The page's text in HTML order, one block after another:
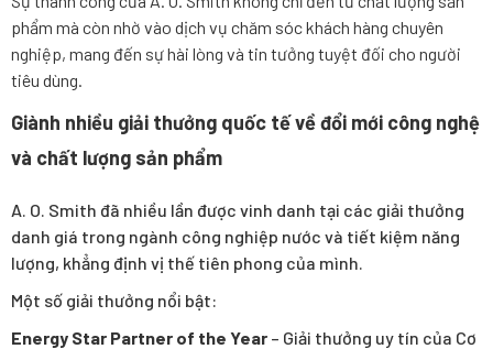
phẩm mà còn nhờ vào dịch vụ chăm sóc khách hàng chuyên
nghiệp, mang đến sự hài lòng và tin tưởng tuyệt đối cho người
tiêu dùng.
Giành nhiều giải thưởng quốc tế về đổi mới công nghệ
và chất lượng sản phẩm
A. O. Smith đã nhiều lần được vinh danh tại các giải thưởng
danh giá trong ngành công nghiệp nước và tiết kiệm năng
lượng, khẳng định vị thế tiên phong của mình.
Một số giải thưởng nổi bật:
Energy Star Partner of the Year – Giải thưởng uy tín của Cơ